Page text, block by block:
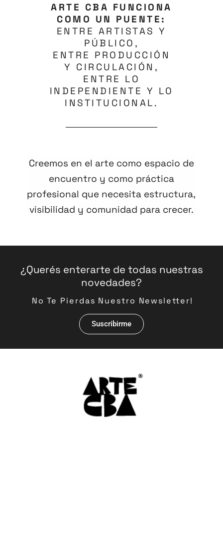
ARTE CBA FUNCIONA
COMO UN PUENTE:
ENTRE ARTISTAS Y
PÚBLICO,
ENTRE PRODUCCIÓN
Y CIRCULACIÓN,
ENTRE LO
INDEPENDIENTE Y LO
INSTITUCIONAL.
Creemos en el arte como espacio de
encuentro y como práctica
profesional que necesita estructura,
visibilidad y comunidad para crecer.
¿Querés enterarte de todas nuestras
novedades?
No Te Pierdas Nuestro Newsletter!
Suscribirme